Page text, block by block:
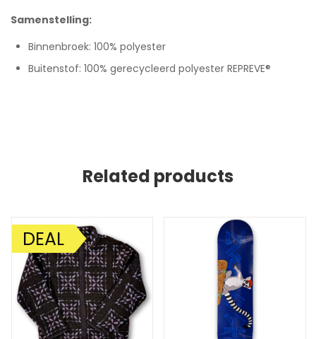
Samenstelling:
Binnenbroek: 100% polyester
Buitenstof: 100% gerecycleerd polyester REPREVE®
Related products
AANBIEDING!
DEAL